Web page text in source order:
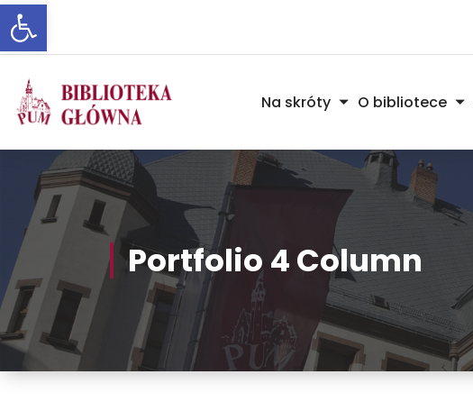
Otwórz pasek narzędzi
Skip
to
Content
Na skróty O bibliotece
Portfolio 4 Column